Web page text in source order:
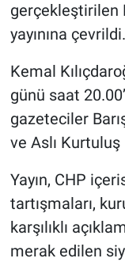
gerçekleştirilen
yayınına çevrildi.
Kemal
günü saat
gazeteciler
ve Aslı Kurtuluş
Yayın, CHP
tartışmaları,
karşılıklı
merak edilen